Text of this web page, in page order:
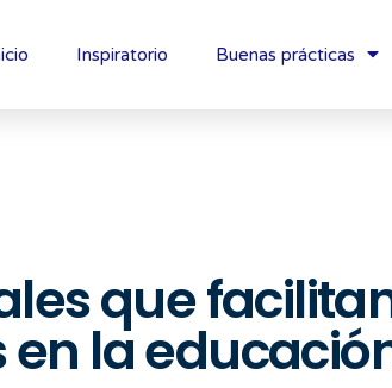
Inspiratorio Buenas prácticas
que
la